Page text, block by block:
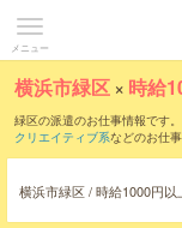
メニュー
横浜市緑区 × 時給
緑区の派遣のお仕事情報です。
クリエイティブ系などのお仕
時給1250円以上・1800円以上
当サイトでは法令を遵守し、
横浜市緑区 / 時給1000円以